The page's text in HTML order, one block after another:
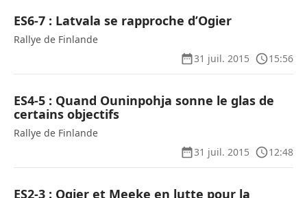
ES6-7 : Latvala se rapproche d’Ogier
Rallye de Finlande
31 juil. 2015
15:56
ES4-5 : Quand Ouninpohja sonne le glas de
certains objectifs
Rallye de Finlande
31 juil. 2015
12:48
ES2-3 : Ogier et Meeke en lutte pour la